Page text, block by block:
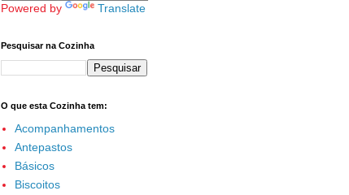
Powered by Translate
Pesquisar na Cozinha
O que esta Cozinha tem:
Acompanhamentos
Antepastos
Básicos
Biscoitos